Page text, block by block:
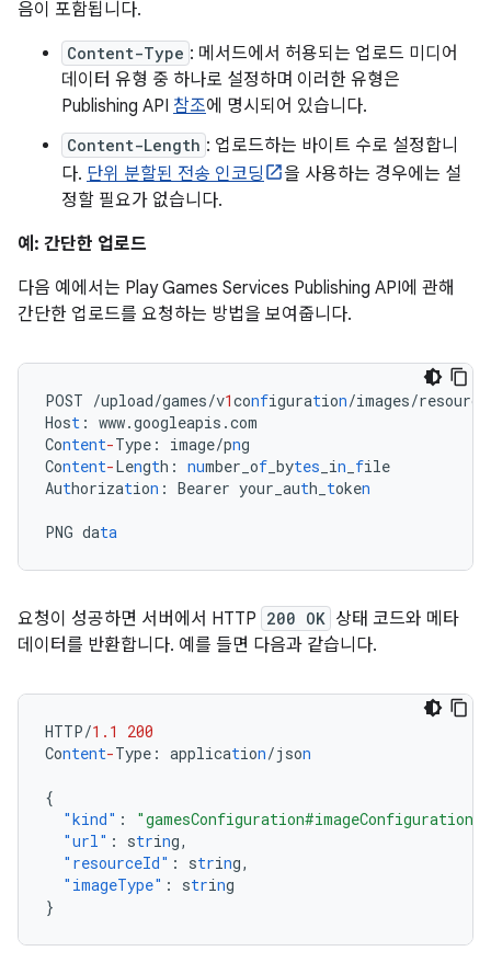
음이 포함됩니다.
Content-Type : 메서드에서 허용되는 업로드 미디어
데이터 유형 중 하나로 설정하며 이러한 유형은
Publishing API 참조에 명시되어 있습니다.
Content-Length : 업로드하는 바이트 수로 설정합니
다. 단위 분할된 전송 인코딩
을 사용하는 경우에는 설
정할 필요가 없습니다.
예: 간단한 업로드
다음 예에서는 Play Games Services Publishing API에 관해
간단한 업로드를 요청하는 방법을 보여줍니다.
POST /upload/games/v1configuration/images/
Host : www.googleapis.com
Content-Type : image/png
Content-Length : number_of _bytes _in file
Authorization : Bearer your_auth_ token
PNG data
요청이 성공하면 서버에서 HTTP 200 OK 상태 코드와 메타
데이터를 반환합니다. 예를 들면 다음과 같습니다.
HTTP/1.1
200
Content-Type : application/json
{
"kind" : "gamesConfiguration#imageConfiguration"
"url" : string,
"resourceId" : string,
"imageType" : string
}